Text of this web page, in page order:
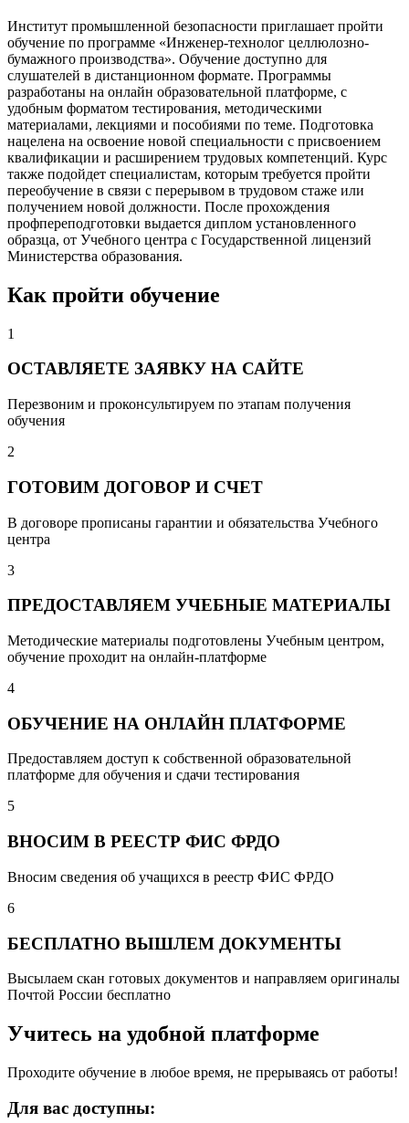
Институт промышленной безопасности приглашает пройти
обучение по программе «Инженер-технолог целлюлозно-
бумажного производства». Обучение доступно для
слушателей в дистанционном формате. Программы
разработаны на онлайн образовательной платформе, с
удобным форматом тестирования, методическими
материалами, лекциями и пособиями по теме. Подготовка
нацелена на освоение новой специальности с присвоением
квалификации и расширением трудовых компетенций. Курс
также подойдет специалистам, которым требуется пройти
переобучение в связи с перерывом в трудовом стаже или
получением новой должности. После прохождения
профпереподготовки выдается диплом установленного
образца, от Учебного центра с Государственной лицензий
Министерства образования.
Как пройти обучение
1
ОСТАВЛЯЕТЕ ЗАЯВКУ НА САЙТЕ
Перезвоним и проконсультируем по этапам получения
обучения
2
ГОТОВИМ ДОГОВОР И СЧЕТ
В договоре прописаны гарантии и обязательства Учебного
центра
3
ПРЕДОСТАВЛЯЕМ УЧЕБНЫЕ МАТЕРИАЛЫ
Методические материалы подготовлены Учебным центром,
обучение проходит на онлайн-платформе
4
ОБУЧЕНИЕ НА ОНЛАЙН ПЛАТФОРМЕ
Предоставляем доступ к собственной образовательной
платформе для обучения и сдачи тестирования
5
ВНОСИМ В РЕЕСТР ФИС ФРДО
Вносим сведения об учащихся в реестр ФИС ФРДО
6
БЕСПЛАТНО ВЫШЛЕМ ДОКУМЕНТЫ
Высылаем скан готовых документов и направляем оригиналы
Почтой России бесплатно
Учитесь на удобной платформе
Проходите обучение в любое время, не прерываясь от работы!
Для вас доступны: